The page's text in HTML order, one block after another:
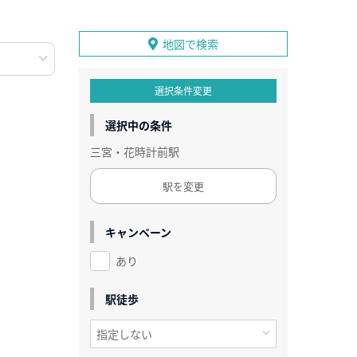
地図で検索
選択条件変更
選択中の条件
三宮・花時計前駅
駅を変更
キャンペーン
あり
駅徒歩